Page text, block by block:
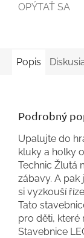
OPÝTAŤ SA
Popis
Podrobný
Upalujte do
kluky a holky
Technic Žlutá
zábavy. A pak
si vyzkouší
Tato
pro děti, které
Stavebnice